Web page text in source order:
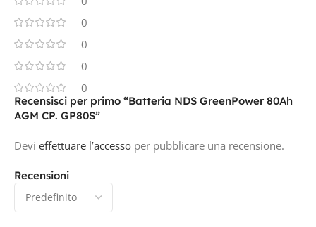
0
0
0
0
Recensioni
Recensisci per primo “Batteria NDS GreenPower 80Ah
AGM CP. GP80S”
Devi effettuare l’accesso per pubblicare una recensione.